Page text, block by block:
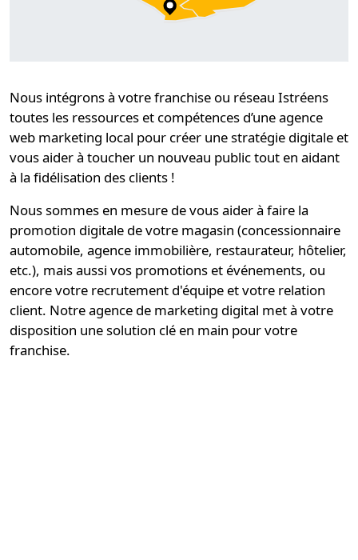
Nous intégrons à votre franchise ou réseau Istréens
toutes les ressources et compétences d’uneagence
web marketing local pour créer une stratégie digitale et
vous aider à toucher un nouveau public tout en aidant
à la fidélisation des clients !
Nous sommes en mesure de vous aider à faire la
promotion digitale de votre magasin (concessionnaire
automobile, agence immobilière, restaurateur, hôtelier,
etc.), mais aussi vos promotions et événements, ou
encore votre recrutement d'équipe et votre relation
client. Notreagence de marketing digital met à votre
disposition une solution clé en main pour votre
franchise.